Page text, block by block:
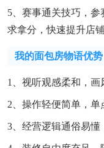
5、赛事通关技巧，
求拿分，快速提升店铺
我的面包房物语优势
1、视听观感柔和，画
2、操作轻便简单，单
3、经营逻辑通俗易懂